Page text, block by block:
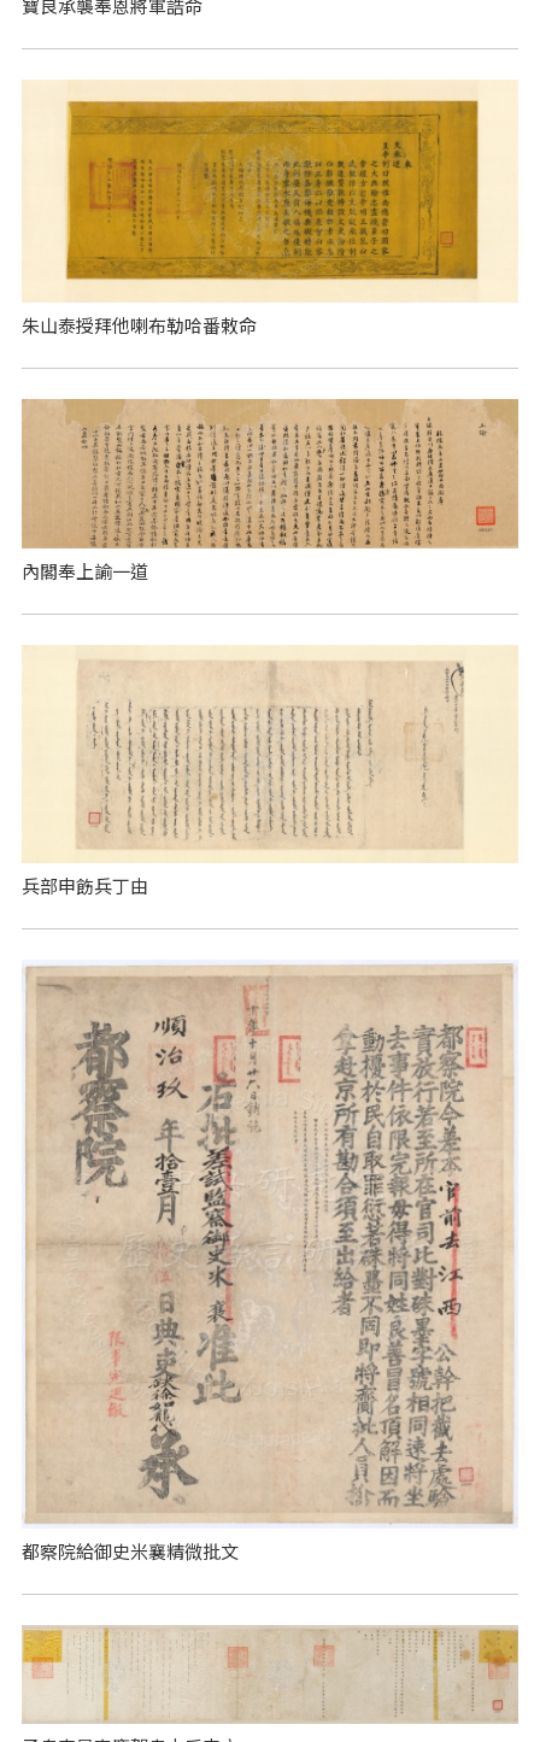
寶良承襲奉恩將軍誥命
朱山泰授拜他喇布勒哈番敕命
內閣奉上諭一道
兵部申飭兵丁由
都察院給御史米襄精微批文